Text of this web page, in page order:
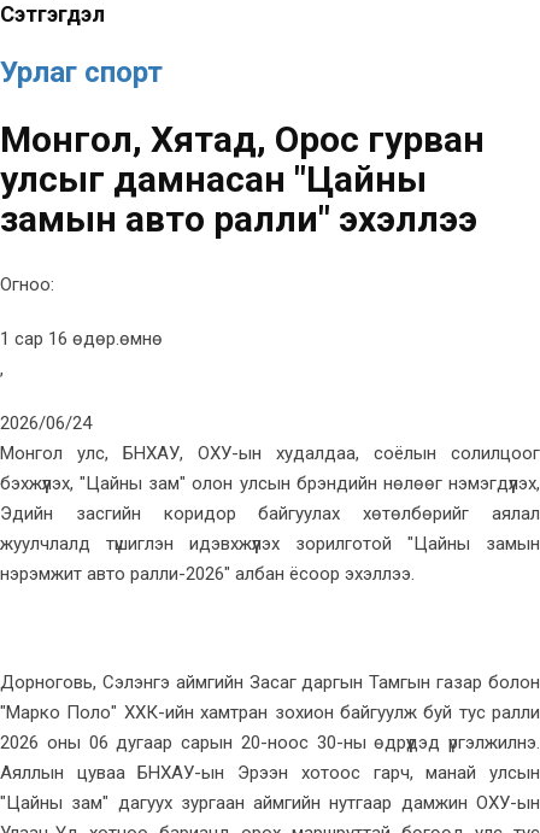
Сэтгэгдэл
Урлаг спорт
Монгол, Хятад, Орос гурван
улсыг дамнасан "Цайны
замын авто ралли" эхэллээ
Огноо:
1 сар 16 өдөр.өмнө
,
2026/06/24
Монгол улс, БНХАУ, ОХУ-ын худалдаа, соёлын солилцоог
бэхжүүлэх, "Цайны зам" олон улсын брэндийн нөлөөг нэмэгдүүлэх,
Эдийн засгийн коридор байгуулах хөтөлбөрийг аялал
жуулчлалд түшиглэн идэвхжүүлэх зорилготой "Цайны замын
нэрэмжит авто ралли-2026" албан ёсоор эхэллээ.
Дорноговь, Сэлэнгэ аймгийн Засаг даргын Тамгын газар болон
"Марко Поло" ХХК-ийн хамтран зохион байгуулж буй тус ралли
2026 оны 06 дугаар сарын 20-ноос 30-ны өдрүүдэд үргэлжилнэ.
Аяллын цуваа БНХАУ-ын Эрээн хотоос гарч, манай улсын
"Цайны зам" дагуух зургаан аймгийн нутгаар дамжин ОХУ-ын